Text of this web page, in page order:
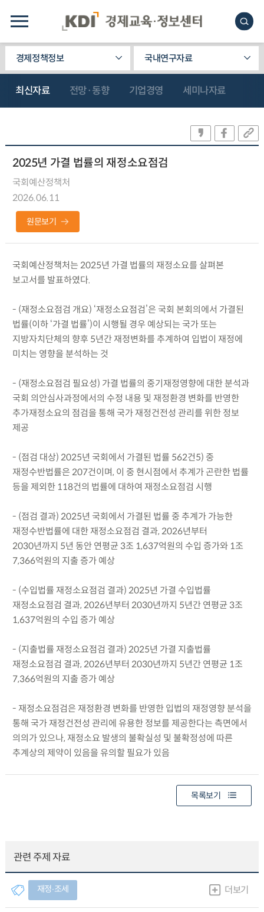
경제정책정보 국내연구자료
최신자료 전망·동향 기업경영 세미나자료
2025년 가결 법률의 재정소요점검
국회예산정책처
2026.06.11
원문보기
국회예산정책처는 2025년 가결 법률의 재정소요를 살펴본
보고서를 발표하였다.
- (재정소요점검 개요) ‘재정소요점검’은 국회 본회의에서 가결된
법률(이하 ‘가결 법률’)이 시행될 경우 예상되는 국가 또는
지방자치단체의 향후 5년간 재정변화를 추계하여 입법이 재정에
미치는 영향을 분석하는 것
- (재정소요점검 필요성) 가결 법률의 중기재정영향에 대한 분석과
국회 의안심사과정에서의 수정 내용 및 재정환경 변화를 반영한
추가재정소요의 점검을 통해 국가 재정건전성 관리를 위한 정보
제공
- (점검 대상) 2025년 국회에서 가결된 법률 562건5) 중
재정수반법률은 207건이며, 이 중 현시점에서 추계가 곤란한 법률
등을 제외한 118건의 법률에 대하여 재정소요점검 시행
- (점검 결과) 2025년 국회에서 가결된 법률 중 추계가 가능한
재정수반법률에 대한 재정소요점검 결과, 2026년부터
2030년까지 5년 동안 연평균 3조 1,637억원의 수입 증가와 1조
7,366억원의 지출 증가 예상
- (수입법률 재정소요점검 결과) 2025년 가결 수입법률
재정소요점검 결과, 2026년부터 2030년까지 5년간 연평균 3조
1,637억원의 수입 증가 예상
- (지출법률 재정소요점검 결과) 2025년 가결 지출법률
재정소요점검 결과, 2026년부터 2030년까지 5년간 연평균 1조
7,366억원의 지출 증가 예상
- 재정소요점검은 재정환경 변화를 반영한 입법의 재정영향 분석을
통해 국가 재정건전성 관리에 유용한 정보를 제공한다는 측면에서
의의가 있으나, 재정소요 발생의 불확실성 및 불확정성에 따른
추계상의 제약이 있음을 유의할 필요가 있음
목록보기
관련 주제 자료
재정∙조세 더보기